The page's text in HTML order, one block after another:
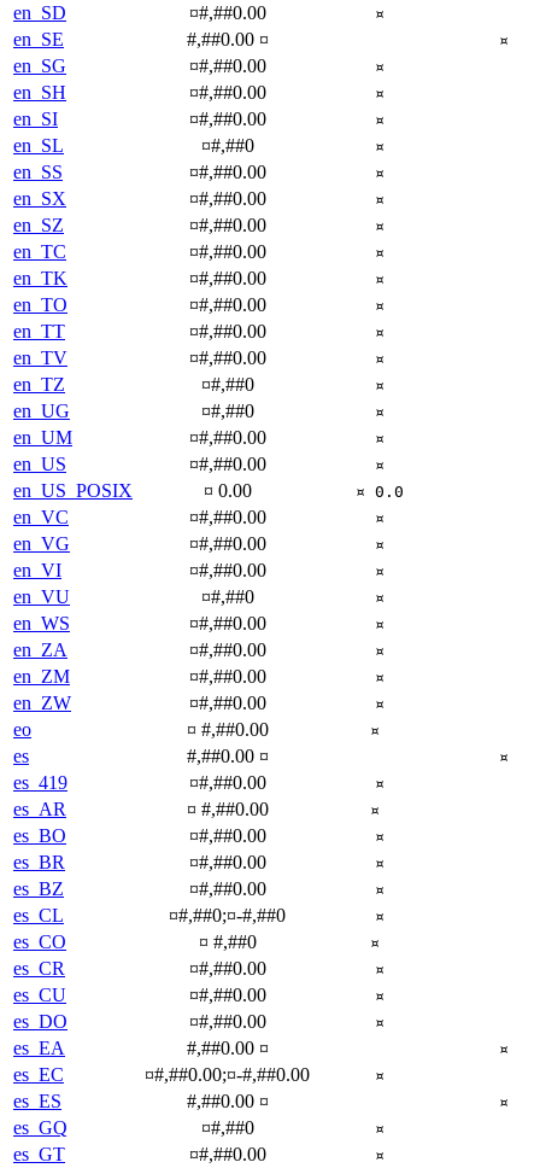
en_SD ¤#,##0.00 ¤
en_SE #,##0.00 ¤ ¤
en_SG ¤#,##0.00 ¤
en_SH ¤#,##0.00 ¤
en_SI ¤#,##0.00 ¤
en_SL ¤#,##0 ¤
en_SS ¤#,##0.00 ¤
en_SX ¤#,##0.00 ¤
en_SZ ¤#,##0.00 ¤
en_TC ¤#,##0.00 ¤
en_TK ¤#,##0.00 ¤
en_TO ¤#,##0.00 ¤
en_TT ¤#,##0.00 ¤
en_TV ¤#,##0.00 ¤
en_TZ ¤#,##0 ¤
en_UG ¤#,##0 ¤
en_UM ¤#,##0.00 ¤
en_US ¤#,##0.00 ¤
en_US_POSIX ¤ 0.00 ¤ 0.0
en_VC ¤#,##0.00 ¤
en_VG ¤#,##0.00 ¤
en_VI ¤#,##0.00 ¤
en_VU ¤#,##0 ¤
en_WS ¤#,##0.00 ¤
en_ZA ¤#,##0.00 ¤
en_ZM ¤#,##0.00 ¤
en_ZW ¤#,##0.00 ¤
eo ¤ #,##0.00 ¤
es #,##0.00 ¤ ¤
es_419 ¤#,##0.00 ¤
es_AR ¤ #,##0.00 ¤
es_BO ¤#,##0.00 ¤
es_BR ¤#,##0.00 ¤
es_BZ ¤#,##0.00 ¤
es_CL ¤#,##0;¤-#,##0 ¤
es_CO ¤ #,##0 ¤
es_CR ¤#,##0.00 ¤
es_CU ¤#,##0.00 ¤
es_DO ¤#,##0.00 ¤
es_EA #,##0.00 ¤ ¤
es_EC ¤#,##0.00;¤-#,##0.00 ¤
es_ES #,##0.00 ¤ ¤
es_GQ ¤#,##0 ¤
es_GT ¤#,##0.00 ¤